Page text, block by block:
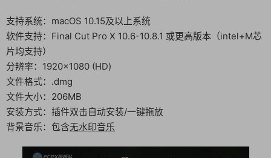
支持系统：macOS 10.15及以上系统
软件支持：Final Cut Pro X 10.6-10.8.1 或更高版本（intel+M芯
片均支持）
分辨率：1920×1080 (HD)
文件格式：.dmg
文件大小：206MB
安装方式：插件双击自动安装/一键拖放
背景音乐：包含无水印音乐